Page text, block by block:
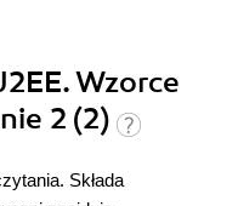
Wzorce
2 (2)
Składa